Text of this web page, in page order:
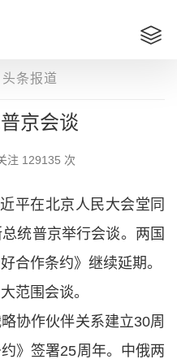
头条报道
京会谈
注 129135 次
平在北京人民大会堂同
统普京举行会谈。两国
合作条约》继续延期。
范围会谈。
协作伙伴关系建立30周
》签署25周年。中俄两